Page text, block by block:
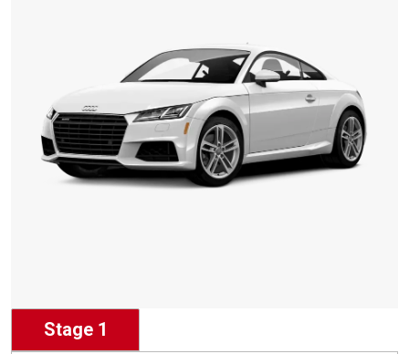
Stage 1